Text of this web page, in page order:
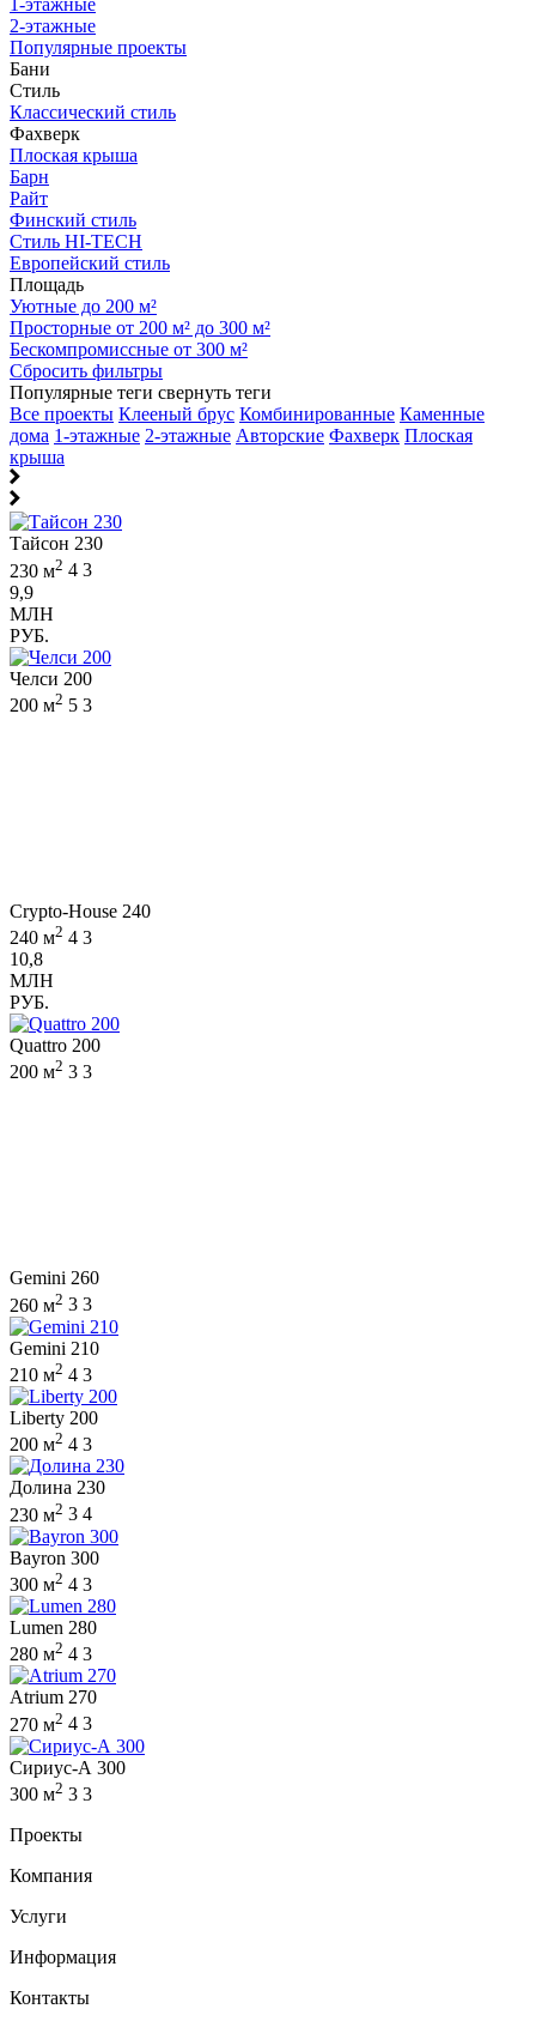
1-этажные
2-этажные
Популярные проекты
Бани
Стиль
Классический стиль
Фахверк
Плоская крыша
Барн
Райт
Финский стиль
Стиль HI-TECH
Европейский стиль
Площадь
Уютные до 200 м²
Просторные от 200 м² до 300 м²
Бескомпромиссные от 300 м²
Сбросить фильтры
Популярные теги свернуть теги
Все проекты Клееный брус Комбинированные Каменные
дома 1-этажные 2-этажные Авторские Фахверк Плоская
крыша
Тайсон 230
230 м2 4 3
9,9
МЛН
РУБ.
Челси 200
200 м2 5 3
Crypto-House 240
240 м2 4 3
10,8
МЛН
РУБ.
Quattro 200
200 м2 3 3
Gemini 260
260 м2 3 3
Gemini 210
210 м2 4 3
Liberty 200
200 м2 4 3
Долина 230
230 м2 3 4
Bayron 300
300 м2 4 3
Lumen 280
280 м2 4 3
Atrium 270
270 м2 4 3
Сириус-А 300
300 м2 3 3
Проекты
Компания
Услуги
Информация
Контакты